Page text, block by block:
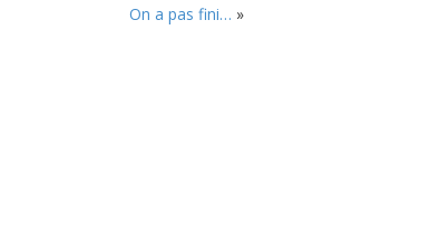
On a pas fini… »